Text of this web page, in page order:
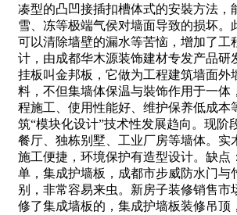
凑型的凸凹接插扣槽体式的安裝方法，
雪、冻等极端气侯对墙面导致的损坏。
可以清除墙壁的漏水等苦恼，增加了工
计，由成都华木源装饰建材专发产品研
挂板叫金邦板，它做为工程建筑墙面外
料，不但集墙体保温与裝饰作用于一体
程施工、使用性能好、维护保养低成本
筑“模块化设计”技术性发展趋向。现阶
餐厅、独栋别墅、工业厂房等墙体。实
施工便捷，环境保护有造型设计。缺点
单，集成护墙板，成都市步威防水门与
别，非常容易来虫。新房子装修销售市
修了集成墙板的，集成护墙板装修吊顶